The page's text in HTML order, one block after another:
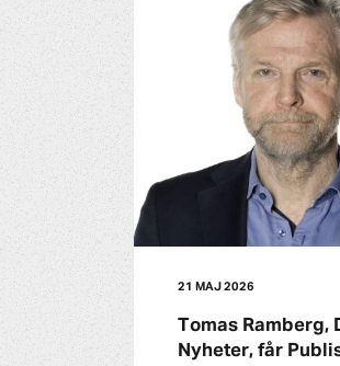
21 MAJ 2026
Tomas Ramberg,
Nyheter, får